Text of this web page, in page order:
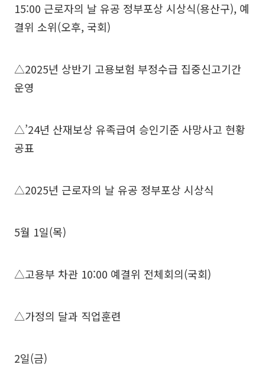
15:00 근로자의 날 유공 정부포상 시상식(용산구), 예
결위 소위(오후, 국회)
△2025년 상반기 고용보험 부정수급 집중신고기간
운영
△’24년 산재보상 유족급여 승인기준 사망사고 현황
공표
△2025년 근로자의 날 유공 정부포상 시상식
5월 1일(목)
△고용부 차관 10:00 예결위 전체회의(국회)
△가정의 달과 직업훈련
2일(금)